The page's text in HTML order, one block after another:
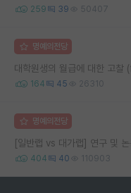
259 39 50407
명예의전당
대학원생의 월급에 대한 고찰
164 45 26310
명예의전당
[일반랩 vs 대가랩] 연구 및
404 40 110903